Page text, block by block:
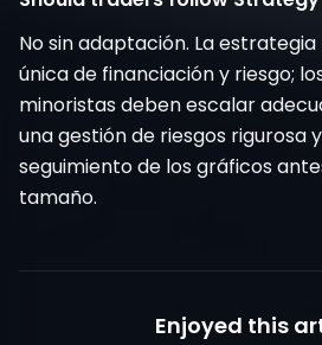
No sin adaptación. La
única de financiación y riesgo;
minoristas deben escalar
una gestión de riesgos rigurosa
seguimiento de los gráficos
tamaño.
Enjoyed this